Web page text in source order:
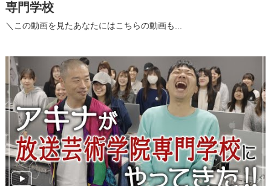
専門学校
＼この動画を見たあなたにはこちらの動画も...